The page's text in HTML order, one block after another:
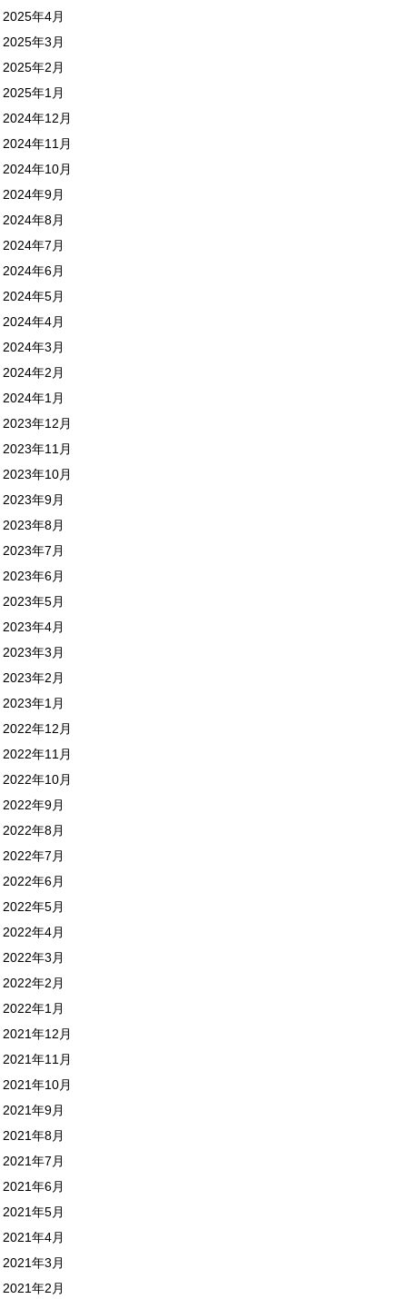
2025年4月
2025年3月
2025年2月
2025年1月
2024年12月
2024年11月
2024年10月
2024年9月
2024年8月
2024年7月
2024年6月
2024年5月
2024年4月
2024年3月
2024年2月
2024年1月
2023年12月
2023年11月
2023年10月
2023年9月
2023年8月
2023年7月
2023年6月
2023年5月
2023年4月
2023年3月
2023年2月
2023年1月
2022年12月
2022年11月
2022年10月
2022年9月
2022年8月
2022年7月
2022年6月
2022年5月
2022年4月
2022年3月
2022年2月
2022年1月
2021年12月
2021年11月
2021年10月
2021年9月
2021年8月
2021年7月
2021年6月
2021年5月
2021年4月
2021年3月
2021年2月